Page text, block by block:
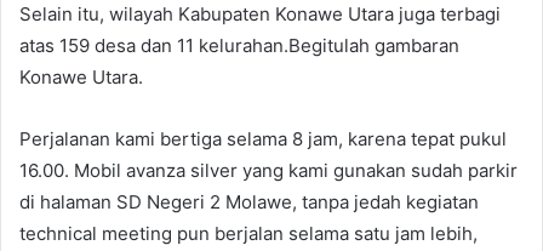
Selain itu, wilayah Kabupaten Konawe Utara juga terbagi
atas 159 desa dan 11 kelurahan.Begitulah gambaran
Konawe Utara.
Perjalanan kami bertiga selama 8 jam, karena tepat pukul
16.00. Mobil avanza silver yang kami gunakan sudah parkir
di halaman SD Negeri 2 Molawe, tanpa jedah kegiatan
technical meeting pun berjalan selama satu jam lebih,